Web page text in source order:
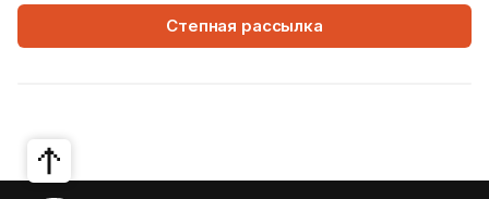
Степная рассылка